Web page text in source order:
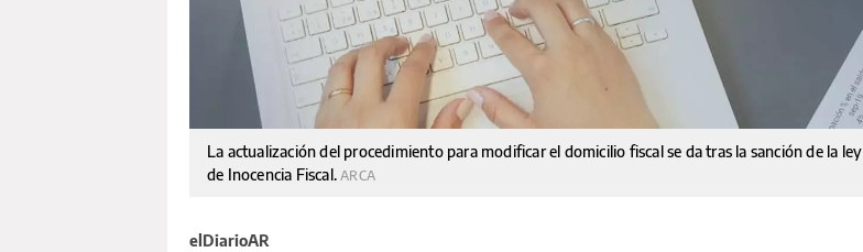
La actualización del procedimiento para modificar el domicilio fiscal se da tras la sanción de la ley
de Inocencia Fiscal.ARCA
elDiarioAR